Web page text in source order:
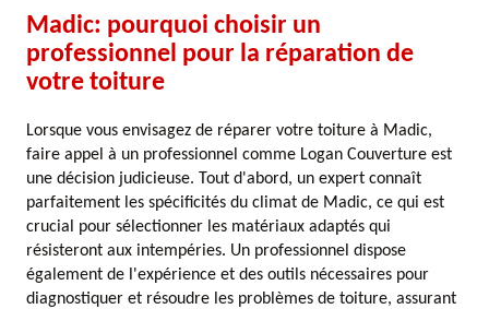
Madic: pourquoi choisir un
professionnel pour la réparation de
votre toiture
Lorsque vous envisagez de réparer votre toiture à Madic,
faire appel à un professionnel comme Logan Couverture est
une décision judicieuse. Tout d'abord, un expert connaît
parfaitement les spécificités du climat de Madic, ce qui est
crucial pour sélectionner les matériaux adaptés qui
résisteront aux intempéries. Un professionnel dispose
également de l'expérience et des outils nécessaires pour
diagnostiquer et résoudre les problèmes de toiture, assurant